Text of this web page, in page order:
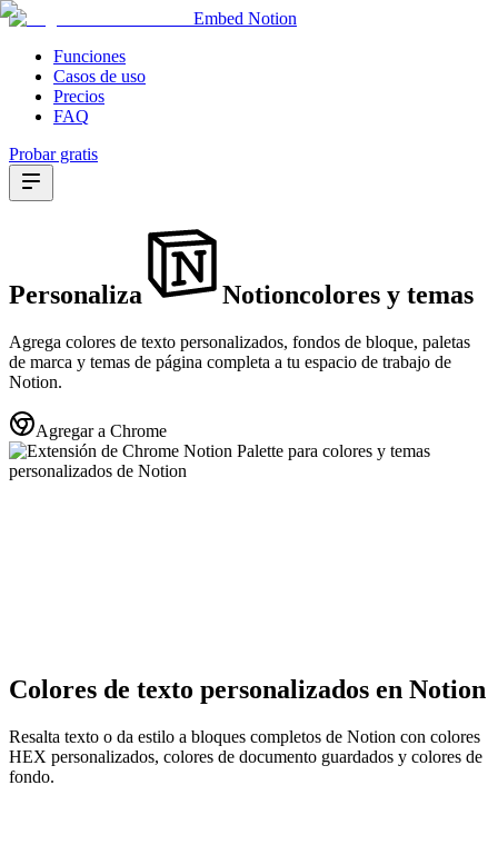
Embed Notion
Funciones
Casos de uso
Precios
FAQ
Probar gratis
Personaliza Notioncolores y temas
Agrega colores de texto personalizados, fondos de bloque, paletas
de marca y temas de página completa a tu espacio de trabajo de
Notion.
Agregar a Chrome
Colores de texto personalizados en Notion
Resalta texto o da estilo a bloques completos de Notion con colores
HEX personalizados, colores de documento guardados y colores de
fondo.